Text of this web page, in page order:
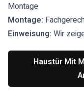
Montage
Montage:
Einweisung: Wir
Haustür Mit